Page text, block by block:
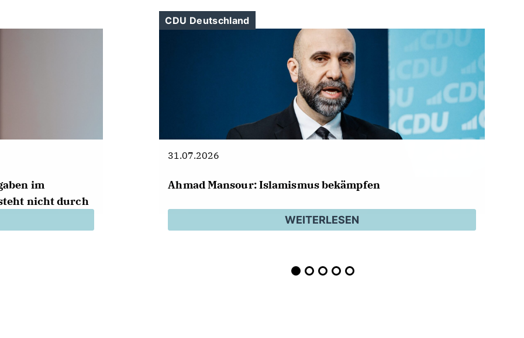
im
nicht durch
CDU Deutschland
31.07.2026
Ahmad Mansour: Islamismus bekämpfen
WEITERLESEN